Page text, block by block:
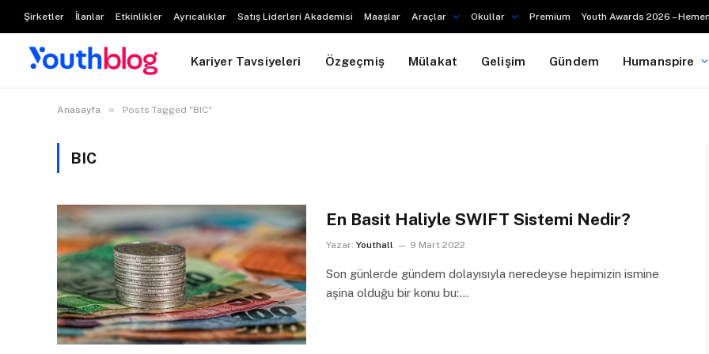
Şirketler İlanlar Etkinlikler Ayrıcalıklar Satış Liderleri Akademisi Maaşlar Araçlar Okullar Premium Youth Awards 2026 –
Kariyer Tavsiyeleri Özgeçmiş Mülakat Gelişim Gündem Humanspire
Anasayfa » Posts Tagged "BIC"
BIC
En Basit Haliyle SWIFT Sistemi Nedir?
Yazar: Youthall 9 Mart 2022
Son günlerde gündem dolayısıyla neredeyse hepimizin ismine
aşina olduğu bir konu bu:…